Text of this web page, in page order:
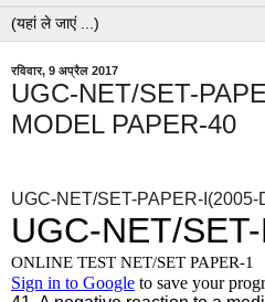
रविवार, 9 अप्रैल 2017
UGC-NET/SET-
MODEL PAPER-40
UGC-NET/SET-PAPER-